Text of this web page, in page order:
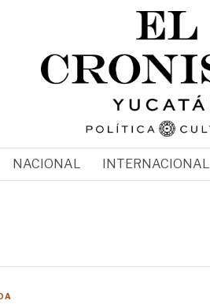
NACIONAL INTERNACIONAL